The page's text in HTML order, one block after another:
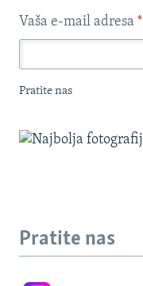
Vaša e-mail adresa *
Pratite nas
Pratite nas